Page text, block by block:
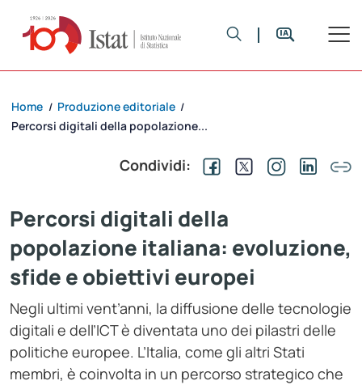
Home / Produzione editoriale /
Percorsi digitali della popolazione...
Condividi:
Percorsi digitali della
popolazione italiana: evoluzione,
sfide e obiettivi europei
Negli ultimi vent’anni, la diffusione delle tecnologie
digitali e dell’ICT è diventata uno dei pilastri delle
politiche europee. L’Italia, come gli altri Stati
membri, è coinvolta in un percorso strategico che